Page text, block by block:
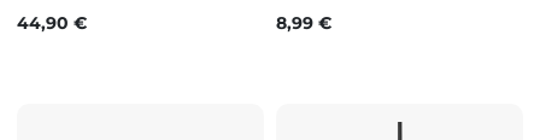
Prix
44,90 € Prix
8,99 €